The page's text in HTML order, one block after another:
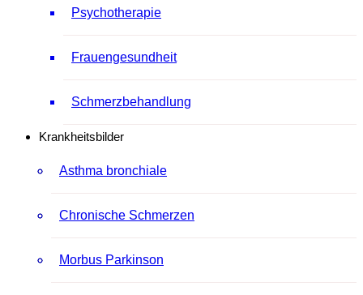
Psychotherapie
Frauengesundheit
Schmerzbehandlung
Krankheitsbilder
Asthma bronchiale
Chronische Schmerzen
Morbus Parkinson